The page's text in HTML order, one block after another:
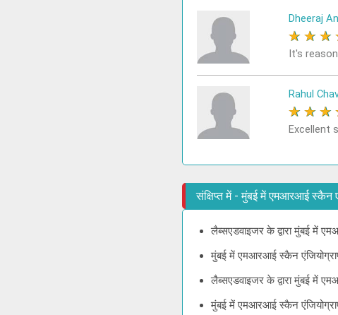
Dheeraj
★ ★ ★
It's
Rahul
★ ★ ★
Excellent
संक्षिप्त में - मुंबई में एमआरआई स्कैन
लैब्सएडवाइजर के द्वारा मुंबई में
मुंबई में एमआरआई स्कैन
लैब्सएडवाइजर के द्वारा मुंबई में
मुंबई में एमआरआई स्कैन